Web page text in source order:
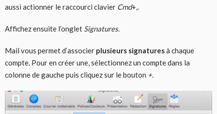
aussi actionner le raccourci clavier Cmd+,.
Affichez ensuite l’onglet Signatures.
Mail vous permet d’associer plusieurs signaturesà chaque
compte. Pour en créer une, sélectionnez un compte dans la
colonne de gauche puis cliquez sur le bouton +.